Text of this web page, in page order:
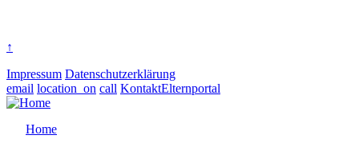
↑
Impressum Datenschutzerklärung
email location_on call KontaktElternportal
Home